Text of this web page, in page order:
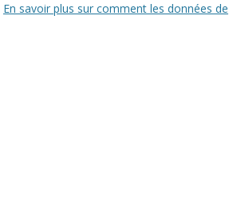
En savoir plus sur comment les données de